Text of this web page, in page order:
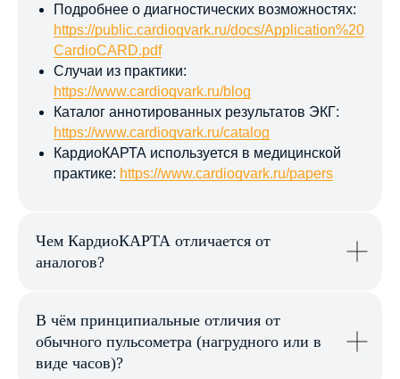
Подробнее о диагностических возможностях:
https://public.cardioqvark.ru/docs/Application%20
CardioCARD.pdf
Случаи из практики:
https://www.cardioqvark.ru/blog
Каталог аннотированных результатов ЭКГ:
https://www.cardioqvark.ru/catalog
КардиоКАРТА используется в медицинской
практике: https://www.cardioqvark.ru/papers
Чем КардиоКАРТА отличается от
аналогов?
В чём принципиальные отличия от
обычного пульсометра (нагрудного или в
виде часов)?